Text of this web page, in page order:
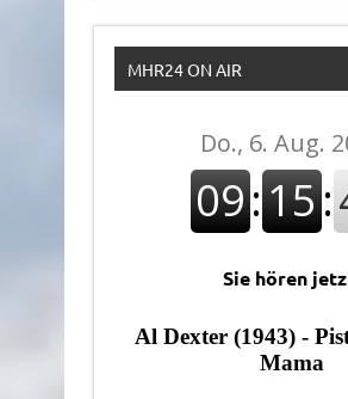
MHR24 ON AIR
Sie hören